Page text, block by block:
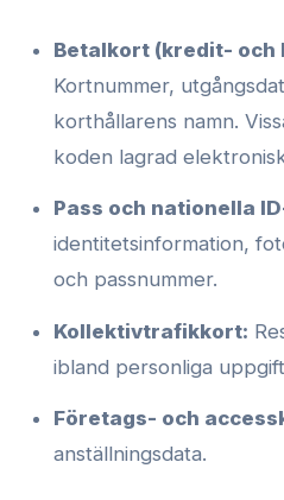
Betalkort (kredit- och
Kortnummer,
korthållarens namn.
koden lagrad
Pass och nationella
identitetsinformation,
och passnummer.
Kollektivtrafikkort:
ibland personliga
Företags- och
anställningsdata.